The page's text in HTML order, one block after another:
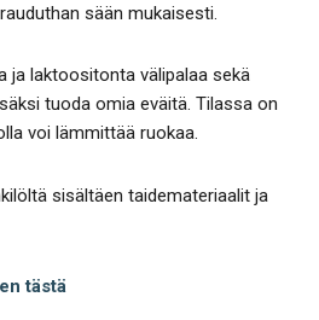
sään mukaisesti.
ja laktoositonta välipalaa sekä
tuoda omia eväitä. Tilassa on
voi lämmittää ruokaa.
sisältäen taidemateriaalit ja
tästä